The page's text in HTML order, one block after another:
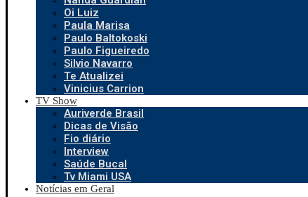
Oi Luiz
Paula Marisa
Paulo Baltokoski
Paulo Figueiredo
Silvio Navarro
Te Atualizei
Vinicius Carrion
TV Show
Auriverde Brasil
Dicas de Visão
Fio diário
Interview
Saúde Bucal
Tv Miami USA
Notícias em Geral